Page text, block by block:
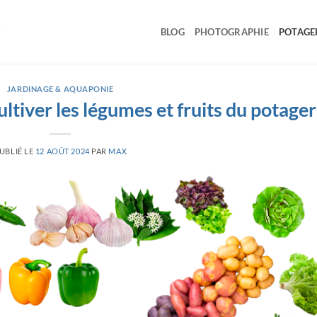
BLOG PHOTOGRAPHIE
JARDINAGE & AQUAPONIE
les légumes et fruits du potager
LE 12 AOÛT 2024 PAR MAX